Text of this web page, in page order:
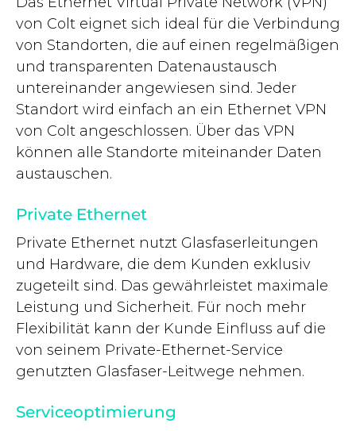
von Colt eignet sich ideal für die Verbindung
von Standorten, die auf einen regelmäßigen
und transparenten Datenaustausch
untereinander angewiesen sind. Jeder
Standort wird einfach an ein Ethernet VPN
von Colt angeschlossen. Über das VPN
können alle Standorte miteinander Daten
austauschen.
Private Ethernet
Private Ethernet nutzt Glasfaserleitungen
und Hardware, die dem Kunden exklusiv
zugeteilt sind. Das gewährleistet maximale
Leistung und Sicherheit. Für noch mehr
Flexibilität kann der Kunde Einfluss auf die
von seinem Private-Ethernet-Service
genutzten Glasfaser-Leitwege nehmen.
Serviceoptimierung